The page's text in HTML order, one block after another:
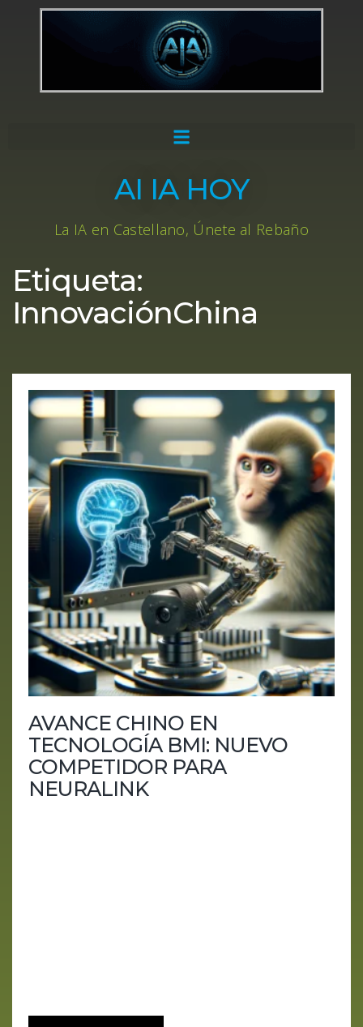
AI IA HOY
La IA en Castellano, Únete al Rebaño
Etiqueta:
InnovaciónChina
AVANCE CHINO EN
TECNOLOGÍA BMI: NUEVO
COMPETIDOR PARA
NEURALINK